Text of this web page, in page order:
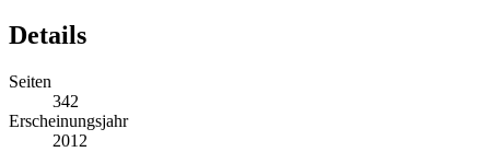
Details
Seiten
342
Erscheinungsjahr
2012